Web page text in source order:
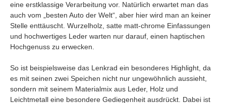
eine erstklassige Verarbeitung vor. Natürlich erwartet man das
auch vom „besten Auto der Welt“, aber hier wird man an keiner
Stelle enttäuscht. Wurzelholz, satte matt-chrome Einfassungen
und hochwertiges Leder warten nur darauf, einen haptischen
Hochgenuss zu erwecken.
So ist beispielsweise das Lenkrad ein besonderes Highlight, da
es mit seinen zwei Speichen nicht nur ungewöhnlich aussieht,
sondern mit seinem Materialmix aus Leder, Holz und
Leichtmetall eine besondere Gediegenheit ausdrückt. Dabei ist